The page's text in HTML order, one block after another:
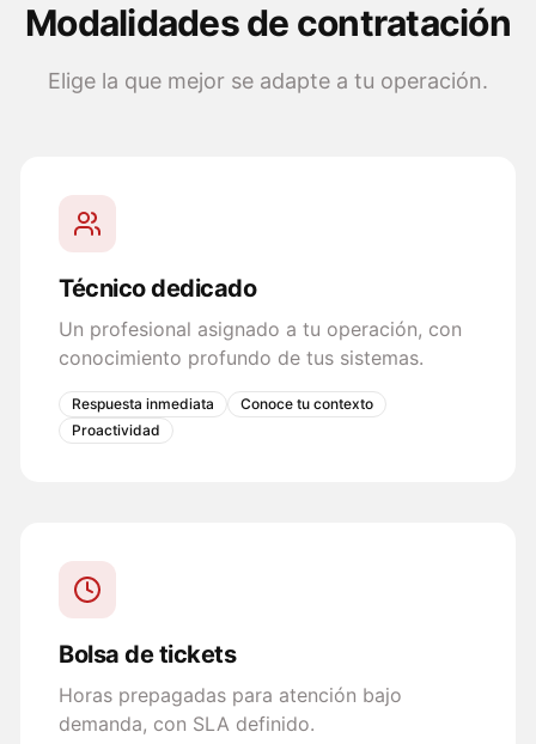
Modalidades de contratación
Elige la que mejor se adapte a tu operación.
Técnico dedicado
Un profesional asignado a tu operación, con
conocimiento profundo de tus sistemas.
Respuesta inmediata
Conoce tu contexto
Proactividad
Bolsa de tickets
Horas prepagadas para atención bajo
demanda, con SLA definido.